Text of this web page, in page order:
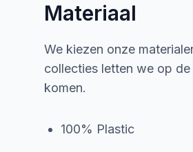
Materiaal
We kiezen onze
collecties letten we op
komen.
100% Plastic